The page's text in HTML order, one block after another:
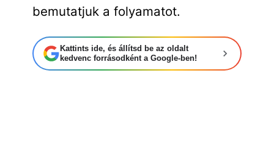
bemutatjuk a folyamatot.
Kattints ide, és állítsd be az oldalt
kedvenc forrásodként a Google-ben!